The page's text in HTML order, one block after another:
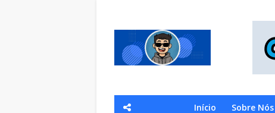
Início Sobre Nós